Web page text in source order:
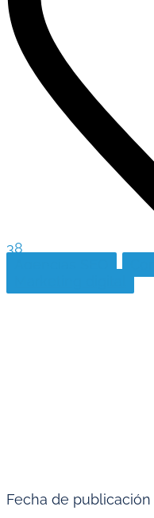
38
Fecha de publicación